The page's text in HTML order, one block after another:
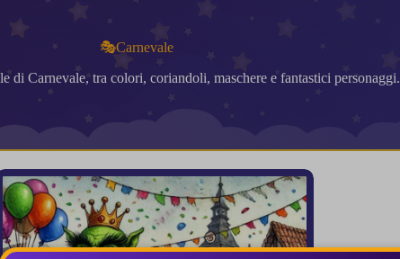
🎭Carnevale
di Carnevale, tra colori, coriandoli, maschere e fantastici personaggi.